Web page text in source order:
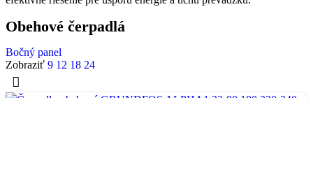
Obehové čerpadlá
Bočný panel
Zobraziť 9 12 18 24